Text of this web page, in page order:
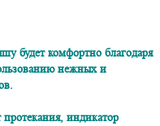
будет комфортно благодаря
нежных и
индикатор